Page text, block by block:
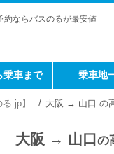
約ならバスのるが最安値
乗車まで 乗車地
.jp】 大阪 → 山口 の
大阪 → 山口の